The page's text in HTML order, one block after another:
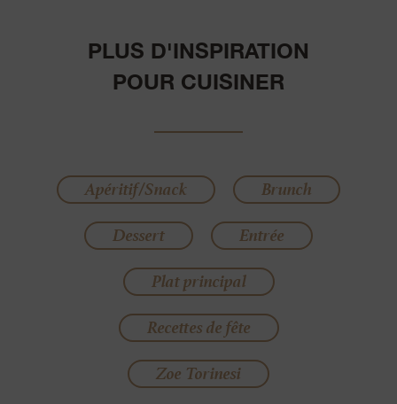
PLUS D'INSPIRATION
POUR CUISINER
Apéritif/Snack
Brunch
Dessert
Entrée
Plat principal
Recettes de fête
Zoe Torinesi